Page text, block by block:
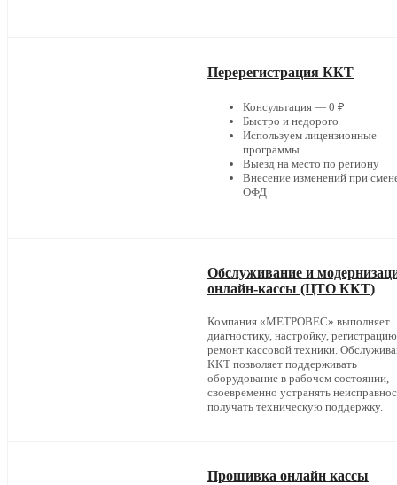
Перерегистрация ККТ
Консультация — 0 ₽
Быстро и недорого
Используем лицензионные
программы
Выезд на место по региону
Внесение изменений при
ОФД
Обслуживание и
онлайн-кассы (ЦТО ККТ)
Компания «МЕТРОВЕС» выполняет
диагностику, настройку,
ремонт кассовой техники.
ККТ позволяет поддерживать
оборудование в рабочем состоянии,
своевременно устранять
получать техническую поддержку.
Прошивка онлайн кассы